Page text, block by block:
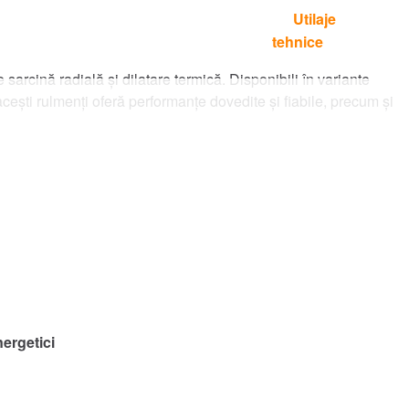
Languages
Utilaje
tehnice
radială și dilatare termică. Disponibili în variante
rulmenți oferă performanțe dovedite și fiabile, precum și